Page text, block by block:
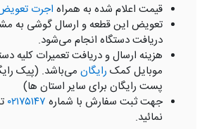
قیمت اعلام شده به همراه اجرت
تعویض این قطعه و ارسال گوشی به
دریافت دستگاه انجام می‌شود.
هزینه ارسال و دریافت تعمیرات کلیه
موبایل کمک رایگان می‌باشد. (پیک
پست رایگان برای سایر استان ها)
جهت ثبت سفارش با شماره ۰۲۱۷۵۱۴۷
نمائید.